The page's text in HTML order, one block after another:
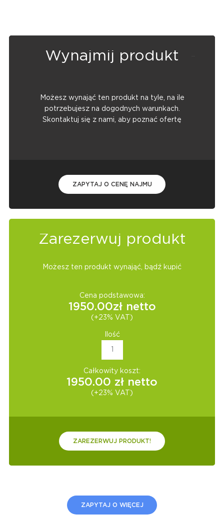
Wynajmij produkt
Możesz wynająć ten produkt na tyle, na ile
potrzebujesz na dogodnych warunkach.
Skontaktuj się z nami, aby poznać ofertę
ZAPYTAJ O CENĘ NAJMU
Zarezerwuj produkt
Możesz ten produkt wynająć, bądź kupić
Cena podstawowa:
1950.00zł netto
(+23% VAT)
Ilość
Całkowity koszt:
1950.00 zł netto
(+23% VAT)
ZAREZERWUJ PRODUKT!
ZAPYTAJ O WIĘCEJ